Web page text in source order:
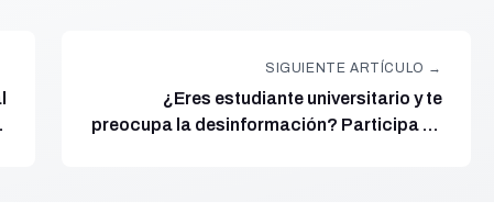
SIGUIENTE ARTÍCULO →
¿Eres estudiante universitario y te
preocupa la desinformación? Participa en